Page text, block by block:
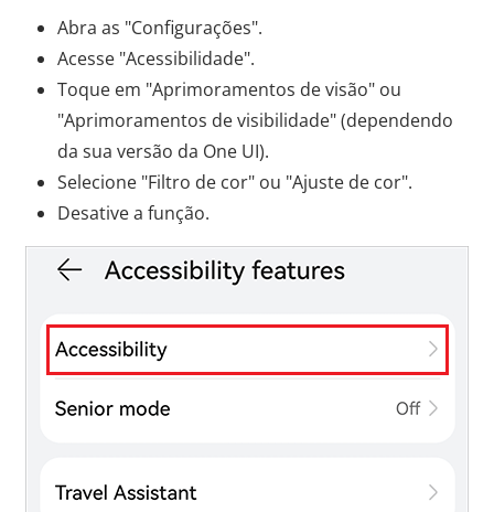
Abra as "Configurações".
Acesse "Acessibilidade".
Toque em "Aprimoramentos de visão" ou
"Aprimoramentos de visibilidade" (dependendo
da sua versão da One UI).
Selecione "Filtro de cor" ou "Ajuste de cor".
Desative a função.